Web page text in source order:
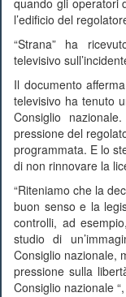
quando gli operatori
l’edificio del
“Strana” ha
televisivo
Il documento
televisivo ha tenuto
Consiglio
pressione del
programmata. E lo
di non rinnovare la
“Riteniamo che la
buon senso e la
controlli, ad
studio di
Consiglio nazionale,
pressione sulla
Consiglio nazionale